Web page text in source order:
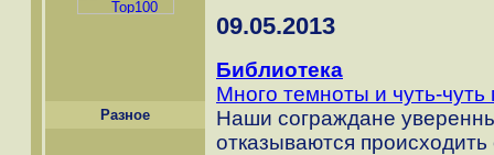
Разное
09.05.2013
Библиотека
Много темноты и чуть-чуть
Наши сограждане
отказываются